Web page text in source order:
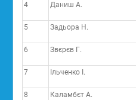
4 Даниш А.
5 Задьора Н.
6 Звєрєв Г.
7 Ільченко І.
8 Каламбєт А.